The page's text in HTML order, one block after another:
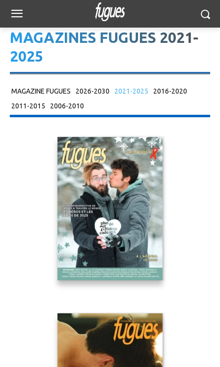
MAGAZINES FUGUES 2021-
2025
MAGAZINE FUGUES 2026-2030 2021-2025
2016-2020
2011-2015
2006-2010